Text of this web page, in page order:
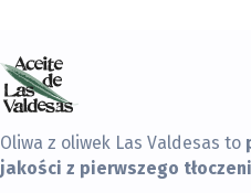
Oliwa z oliwek Las Valdesas to
jakości z pierwszego